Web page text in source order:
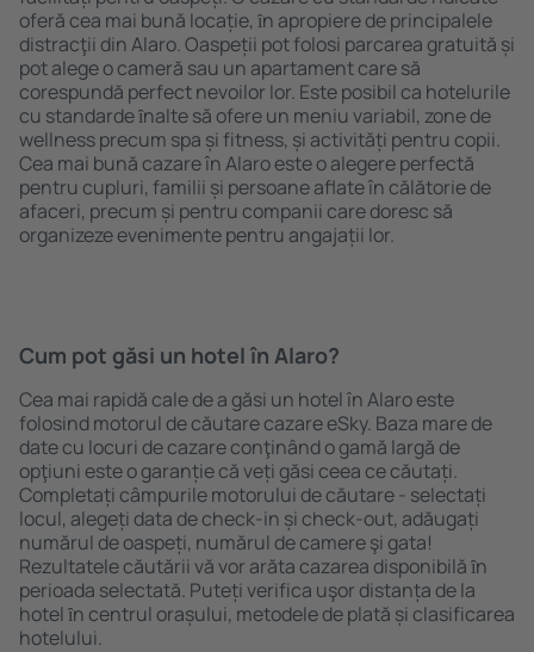
oferă cea mai bună locație, ȋn apropiere de principalele
distracţii din Alaro. Oaspeții pot folosi parcarea gratuită și
pot alege o cameră sau un apartament care să
corespundă perfect nevoilor lor. Este posibil ca hotelurile
cu standarde ȋnalte să ofere un meniu variabil, zone de
wellness precum spa și fitness, și activități pentru copii.
Cea mai bună cazare în Alaro este o alegere perfectă
pentru cupluri, familii și persoane aflate în călătorie de
afaceri, precum și pentru companii care doresc să
organizeze evenimente pentru angajații lor.
Cum pot găsi un hotel în Alaro?
Cea mai rapidă cale de a găsi un hotel în Alaro este
folosind motorul de căutare cazare eSky. Baza mare de
date cu locuri de cazare conţinând o gamă largă de
opţiuni este o garanție că veți găsi ceea ce căutați.
Completați câmpurile motorului de căutare - selectați
locul, alegeți data de check-in și check-out, adăugați
numărul de oaspeți, numărul de camere şi gata!
Rezultatele căutării vă vor arăta cazarea disponibilă ȋn
perioada selectată. Puteți verifica uşor distanța de la
hotel ȋn centrul orașului, metodele de plată și clasificarea
hotelului.